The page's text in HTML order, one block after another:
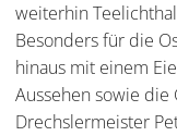
weiterhin
Besonders für die
hinaus mit einem
Aussehen sowie
Drechslermeister